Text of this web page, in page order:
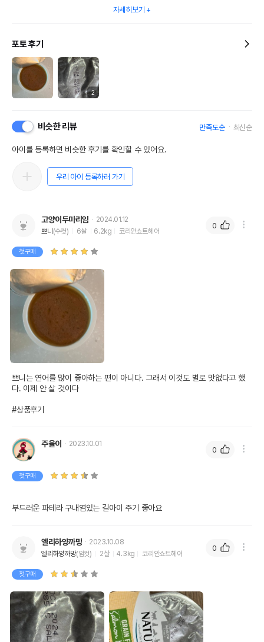
자세히보기
포토 후기
2
비슷한 리뷰 만족도순 최신순
아이를 등록하면 비슷한 후기를 확인할 수 있어요.
우리 아이 등록하러 가기
고양이두마리임
2024.01.12
쁘니 (수컷) 6살 6.2kg 코리안쇼트헤어
첫구매
쁘니는 연어를 많이 좋아하는 편이 아니다. 그래서 이것도 별로 맛없다고 했
다. 이제 안 살 것이다
#상품후기
0
주율이 2023.10.01
첫구매
부드러운 파테라 구내염있는 길아이 주기 좋아요
0
엘리하양까망
2023.10.08
엘리하양까망(암컷) 2살 4.3kg 코리안쇼트헤어
첫구매
0